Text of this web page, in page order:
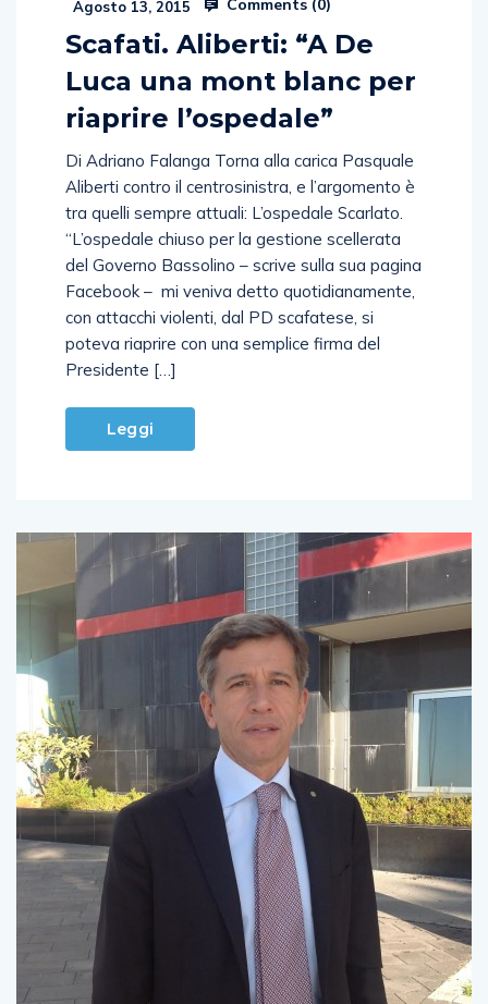
Agosto 13, 2015 Comments (0)
Scafati. Aliberti: “A De
Luca una mont blanc per
riaprire l’ospedale”
Di Adriano Falanga Torna alla carica Pasquale
Aliberti contro il centrosinistra, e l’argomento è
tra quelli sempre attuali: L’ospedale Scarlato.
“L’ospedale chiuso per la gestione scellerata
del Governo Bassolino – scrive sulla sua pagina
Facebook – mi veniva detto quotidianamente,
con attacchi violenti, dal PD scafatese, si
poteva riaprire con una semplice firma del
Presidente […]
Leggi